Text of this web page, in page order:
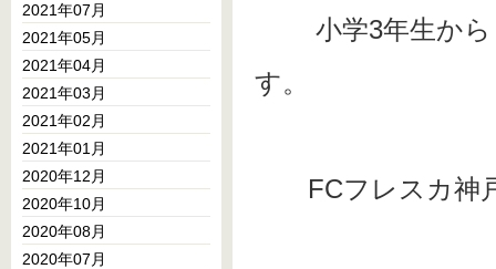
小学3年生から
す。
FCフレスカ神
2021年07月
2021年05月
2021年04月
2021年03月
2021年02月
2021年01月
2020年12月
2020年10月
2020年08月
2020年07月